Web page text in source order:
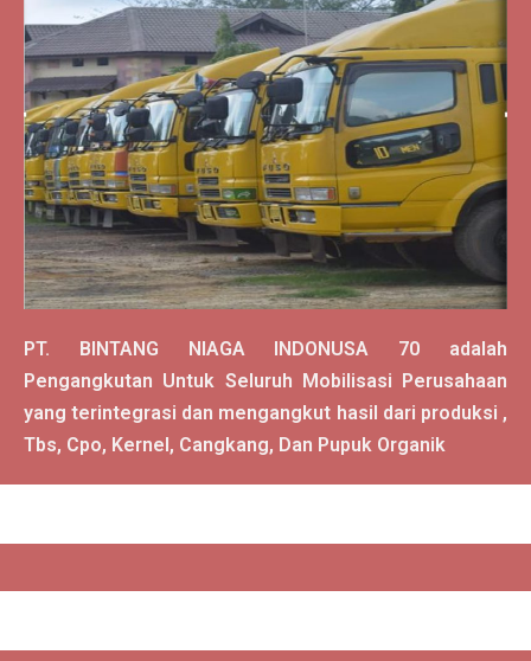
PT. BINTANG NIAGA INDONUSA 70 adalah
Pengangkutan Untuk Seluruh Mobilisasi Perusahaan
yang terintegrasi dan mengangkut hasil dari produksi ,
Tbs, Cpo, Kernel, Cangkang, Dan Pupuk Organik